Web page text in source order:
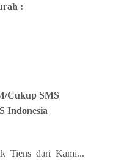
:
Cukup SMS
Indonesia
Tiens dari Kami...